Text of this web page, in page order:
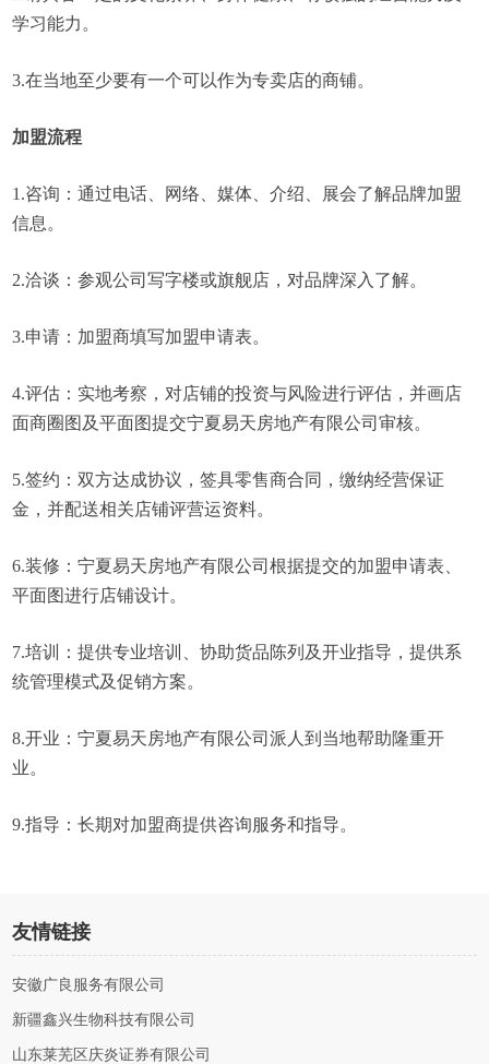
学习能力。
3.在当地至少要有一个可以作为专卖店的商铺。
加盟流程
1.咨询：通过电话、网络、媒体、介绍、展会了解品牌加盟
信息。
2.洽谈：参观公司写字楼或旗舰店，对品牌深入了解。
3.申请：加盟商填写加盟申请表。
4.评估：实地考察，对店铺的投资与风险进行评估，并画店
面商圈图及平面图提交宁夏易天房地产有限公司审核。
5.签约：双方达成协议，签具零售商合同，缴纳经营保证
金，并配送相关店铺评营运资料。
6.装修：宁夏易天房地产有限公司根据提交的加盟申请表、
平面图进行店铺设计。
7.培训：提供专业培训、协助货品陈列及开业指导，提供系
统管理模式及促销方案。
8.开业：宁夏易天房地产有限公司派人到当地帮助隆重开
业。
9.指导：长期对加盟商提供咨询服务和指导。
友情链接
安徽广良服务有限公司
新疆鑫兴生物科技有限公司
山东莱芜区庆炎证券有限公司